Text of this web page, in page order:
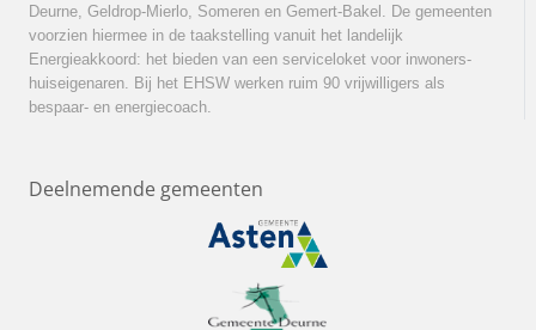
Deurne, Geldrop-Mierlo, Someren en Gemert-Bakel. De gemeenten
voorzien hiermee in de taakstelling vanuit het landelijk
Energieakkoord: het bieden van een serviceloket voor inwoners-
huiseigenaren. Bij het EHSW werken ruim 90 vrijwilligers als
bespaar- en energiecoach.
Deelnemende gemeenten